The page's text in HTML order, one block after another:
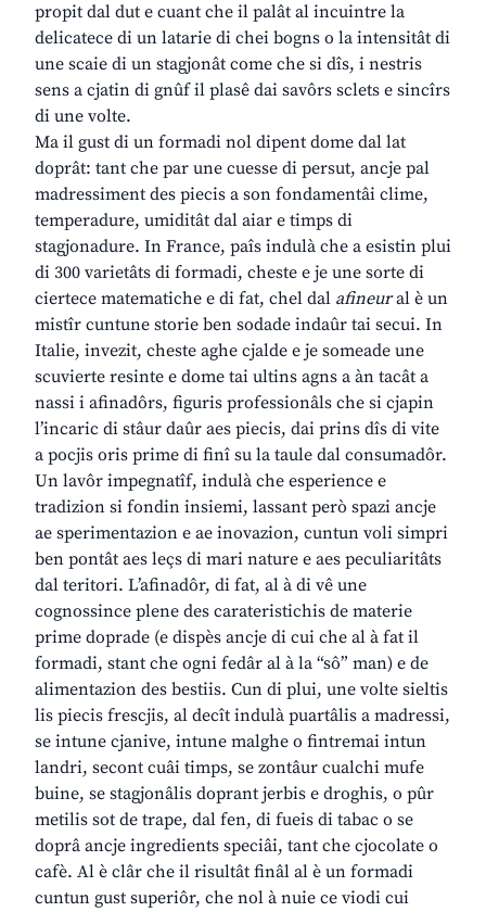
propit dal dut e cuant che il palât al incuintre la
delicatece di un latarie di chei bogns o la intensitât di
une scaie di un stagjonât come che si dîs, i nestris
sens a cjatin di gnûf il plasê dai savôrs sclets e sincîrs
di une volte.
Ma il gust di un formadi nol dipent dome dal lat
doprât: tant che par une cuesse di persut, ancje pal
madressiment des piecis a son fondamentâi clime,
temperadure, umiditât dal aiar e timps di
stagjonadure. In France, paîs indulà che a esistin plui
di 300 varietâts di formadi, cheste e je une sorte di
ciertece matematiche e di fat, chel dal afineural è un
mistîr cuntune storie ben sodade indaûr tai secui. In
Italie, invezit, cheste aghe cjalde e je someade une
scuvierte resinte e dome tai ultins agns a àn tacât a
nassi i afinadôrs, figuris professionâls che si cjapin
l’incaric di stâur daûr aes piecis, dai prins dîs di vite
a pocjis oris prime di finî su la taule dal consumadôr.
Un lavôr impegnatîf, indulà che esperience e
tradizion si fondin insiemi, lassant però spazi ancje
ae sperimentazion e ae inovazion, cuntun voli simpri
ben pontât aes leçs di mari nature e aes peculiaritâts
dal teritori. L’afinadôr, di fat, al à di vê une
cognossince plene des carateristichis de materie
prime doprade (e dispès ancje di cui che al à fat il
formadi, stant che ogni fedâr al à la “sô” man) e de
alimentazion des bestiis. Cun di plui, une volte sieltis
lis piecis frescjis, al decît indulà puartâlis a madressi,
se intune cjanive, intune malghe o fintremai intun
landri, secont cuâi timps, se zontâur cualchi mufe
buine, se stagjonâlis doprant jerbis e droghis, o pûr
metilis sot de trape, dal fen, di fueis di tabac o se
doprâ ancje ingredients speciâi, tant che cjocolate o
cafè. Al è clâr che il risultât finâl al è un formadi
cuntun gust superiôr, che nol à nuie ce viodi cui